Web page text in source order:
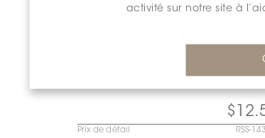
activité sur notre site à
Prix de détail RSS-